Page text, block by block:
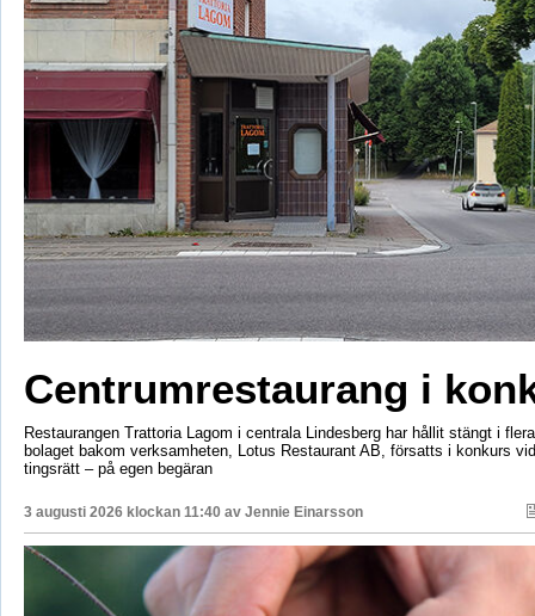
Centrumrestaurang i
Restaurangen Trattoria Lagom i centrala Lindesberg har hållit stängt i
bolaget bakom verksamheten, Lotus Restaurant AB, försatts i konkurs
tingsrätt – på egen begäran
3 augusti 2026 klockan 11:40 av Jennie Einarsson